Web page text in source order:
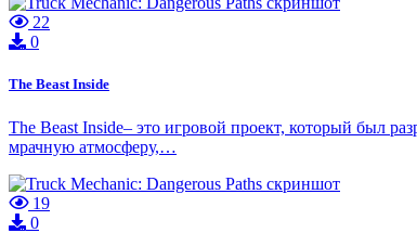
22
0
The Beast Inside
The Beast Inside– это игровой проект, который был
мрачную атмосферу,…
19
0